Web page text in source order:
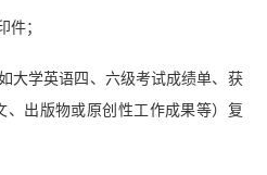
件；
大学英语四、六级考试成绩单、获
、出版物或原创性工作成果等）复